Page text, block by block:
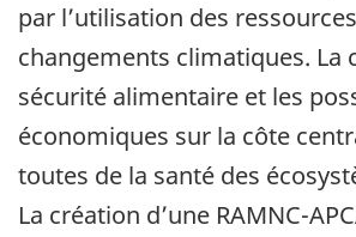
par l’utilisation des
changements climatiques. La
sécurité alimentaire et les
économiques sur la côte
toutes de la santé des
La création d’une RAMNC-